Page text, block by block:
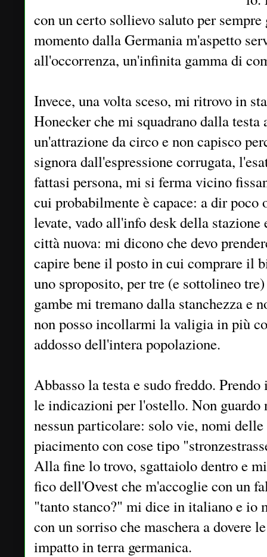
con un certo sollievo saluto per
momento dalla Germania m'aspetto
all'occorrenza, un'infinita gamma di
Invece, una volta sceso, mi ritrovo in
Honecker che mi squadrano dalla
un'attrazione da circo e non capisco
signora dall'espressione corrugata,
fattasi persona, mi si ferma vicino
cui probabilmente è capace: a dir poco
levate, vado all'info desk della
città nuova: mi dicono che devo
capire bene il posto in cui comprare il
uno sproposito, per tre (e sottolineo
gambe mi tremano dalla stanchezza e
non posso incollarmi la valigia in più
addosso dell'intera popolazione.
Abbasso la testa e sudo freddo.
le indicazioni per l'ostello. Non guardo
nessun particolare: solo vie, nomi
piacimento con cose tipo
Alla fine lo trovo, sgattaiolo dentro e
fico dell'Ovest che m'accoglie con un
"tanto stanco?" mi dice in italiano e io
con un sorriso che maschera a dovere
impatto in terra germanica.